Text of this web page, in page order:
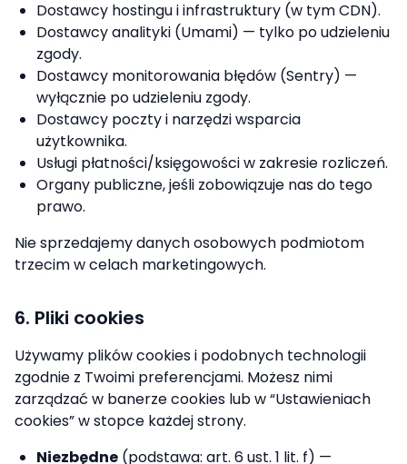
Dostawcy hostingu i infrastruktury (w tym CDN).
Dostawcy analityki (Umami) — tylko po udzieleniu
zgody.
Dostawcy monitorowania błędów (Sentry) —
wyłącznie po udzieleniu zgody.
Dostawcy poczty i narzędzi wsparcia
użytkownika.
Usługi płatności/księgowości w zakresie rozliczeń.
Organy publiczne, jeśli zobowiązuje nas do tego
prawo.
Nie sprzedajemy danych osobowych podmiotom
trzecim w celach marketingowych.
6. Pliki cookies
Używamy plików cookies i podobnych technologii
zgodnie z Twoimi preferencjami. Możesz nimi
zarządzać w banerze cookies lub w “Ustawieniach
cookies” w stopce każdej strony.
Niezbędne (podstawa: art. 6 ust. 1 lit. f) —